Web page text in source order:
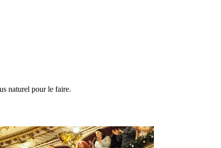
naturel pour le faire.